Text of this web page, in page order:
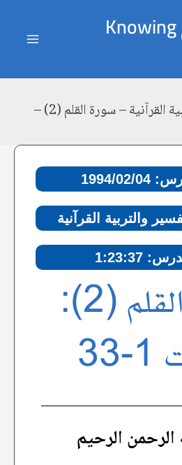
معرفة الإسلام Knowing
في رحاب التفسير والتربية القرآنية – سورة القلم (2) –
02/04
والتربية القرآنية
1:23:37
سورة القلم (2):
الرحمن الرحيم